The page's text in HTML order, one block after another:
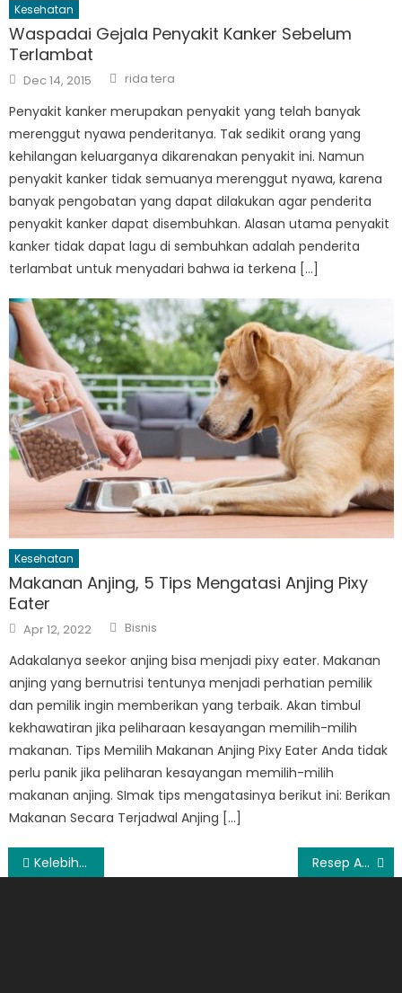
Kesehatan
Waspadai Gejala Penyakit Kanker Sebelum
Terlambat
Posted
on
Dec 14, 2015 Author
rida tera
Penyakit kanker merupakan penyakit yang telah banyak
merenggut nyawa penderitanya. Tak sedikit orang yang
kehilangan keluarganya dikarenakan penyakit ini. Namun
penyakit kanker tidak semuanya merenggut nyawa, karena
banyak pengobatan yang dapat dilakukan agar penderita
penyakit kanker dapat disembuhkan. Alasan utama penyakit
kanker tidak dapat lagu di sembuhkan adalah penderita
terlambat untuk menyadari bahwa ia terkena […]
Kesehatan
Makanan Anjing, 5 Tips Mengatasi Anjing Pixy
Eater
Posted
on
Apr 12, 2022 Author
Bisnis
Adakalanya seekor anjing bisa menjadi pixy eater. Makanan
anjing yang bernutrisi tentunya menjadi perhatian pemilik
dan pemilik ingin memberikan yang terbaik. Akan timbul
kekhawatiran jika peliharaan kesayangan memilih-milih
makanan. Tips Memilih Makanan Anjing Pixy Eater Anda tidak
perlu panik jika peliharan kesayangan memilih-milih
makanan anjing. SImak tips mengatasinya berikut ini: Berikan
Makanan Secara Terjadwal Anjing […]
Post
Kelebihan Investasi Reksa Dana Syariah KlikMAMI Resep Ayam Panggang Madu Untuk Hidangan Spesial